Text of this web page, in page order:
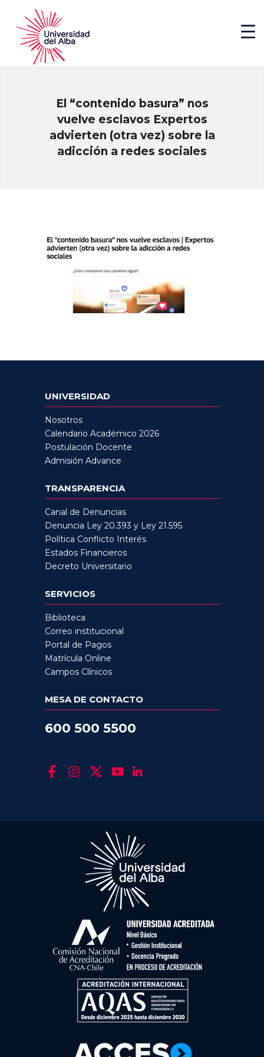
El “contenido basura” nos
vuelve esclavos Expertos
advierten (otra vez) sobre la
adicción a redes sociales
UNIVERSIDAD
Nosotros
Calendario Académico 2026
Postulación Docente
Admisión Advance
TRANSPARENCIA
Canal de Denuncias
Denuncia Ley 20.393 y Ley 21.595
Política Conflicto Interés
Estados Financieros
Decreto Universitario
SERVICIOS
Biblioteca
Correo institucional
Portal de Pagos
Matrícula Online
Campos Clínicos
MESA DE CONTACTO
600 500 5500